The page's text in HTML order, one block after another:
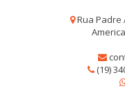
Rua Padre
(19)